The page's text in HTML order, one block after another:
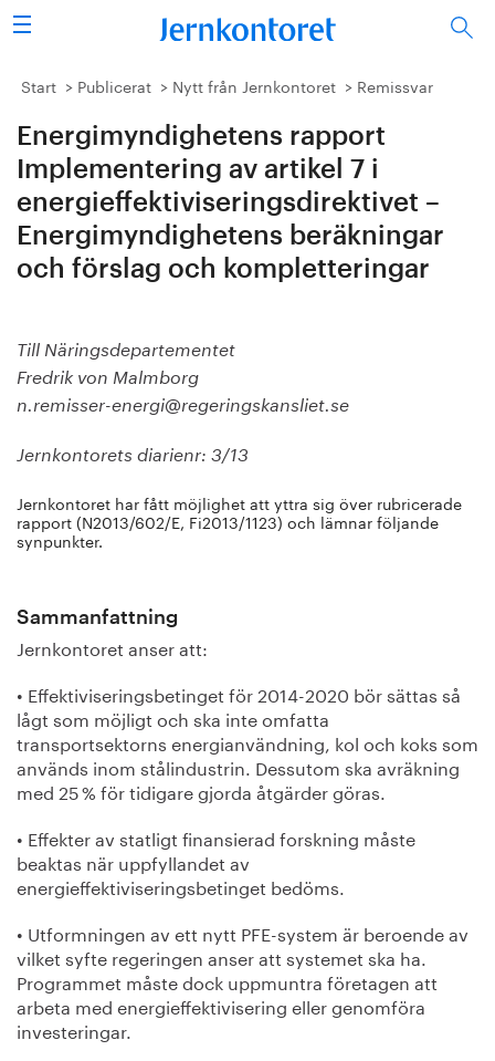
Sök
Stålindustrin
Vision 2050
Forskning/utbildning
Energi/miljö
Publicerat
Bildbank
Om oss
Start Publicerat Nytt från Jernkontoret Remissvar
Energimyndighetens rapport
Implementering av artikel 7 i
energieffektiviseringsdirektivet –
Energimyndighetens beräkningar
och förslag och kompletteringar
Till Näringsdepartementet
Fredrik von Malmborg
n.remisser-energi@regeringskansliet.se
Jernkontorets diarienr: 3/13
Jernkontoret har fått möjlighet att yttra sig över rubricerade
rapport (N2013/602/E, Fi2013/1123) och lämnar följande
synpunkter.
Sammanfattning
Jernkontoret anser att:
• Effektiviseringsbetinget för 2014-2020 bör sättas så
lågt som möjligt och ska inte omfatta
transportsektorns energianvändning, kol och koks som
används inom stålindustrin. Dessutom ska avräkning
med 25 % för tidigare gjorda åtgärder göras.
• Effekter av statligt finansierad forskning måste
beaktas när uppfyllandet av
energieffektiviseringsbetinget bedöms.
• Utformningen av ett nytt PFE-system är beroende av
vilket syfte regeringen anser att systemet ska ha.
Programmet måste dock uppmuntra företagen att
arbeta med energieffektivisering eller genomföra
investeringar.